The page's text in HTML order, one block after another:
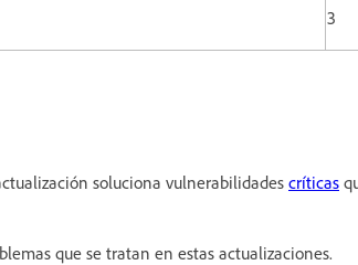
3
soluciona vulnerabilidades críticas
que se tratan en estas actualizaciones.